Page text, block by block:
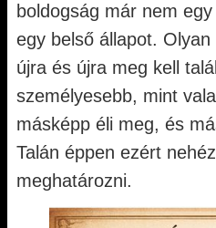
boldogság már nem
egy belső állapot.
újra és újra meg kell
személyesebb, mint
másképp éli meg, és
Talán éppen ezért
meghatározni.